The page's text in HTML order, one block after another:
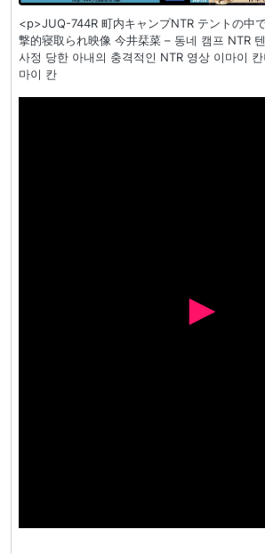
<p>JUQ-744R 町内キャンプNTR テントの中
撃的寝取られ映像 今井栞菜 – 동네 캠프 NTR
사정 당한 아내의 충격적인 NTR 영상 이마이
마이 칸